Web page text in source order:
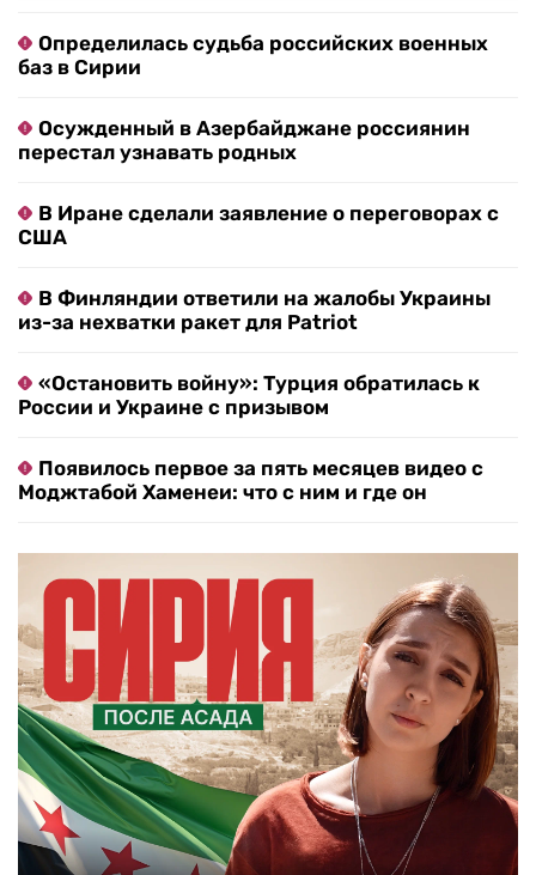
Определилась судьба российских военных
баз в Сирии
Осужденный в Азербайджане россиянин
перестал узнавать родных
В Иране сделали заявление о переговорах с
США
В Финляндии ответили на жалобы Украины
из-за нехватки ракет для Patriot
«Остановить войну»: Турция обратилась к
России и Украине с призывом
Появилось первое за пять месяцев видео с
Моджтабой Хаменеи: что с ним и где он